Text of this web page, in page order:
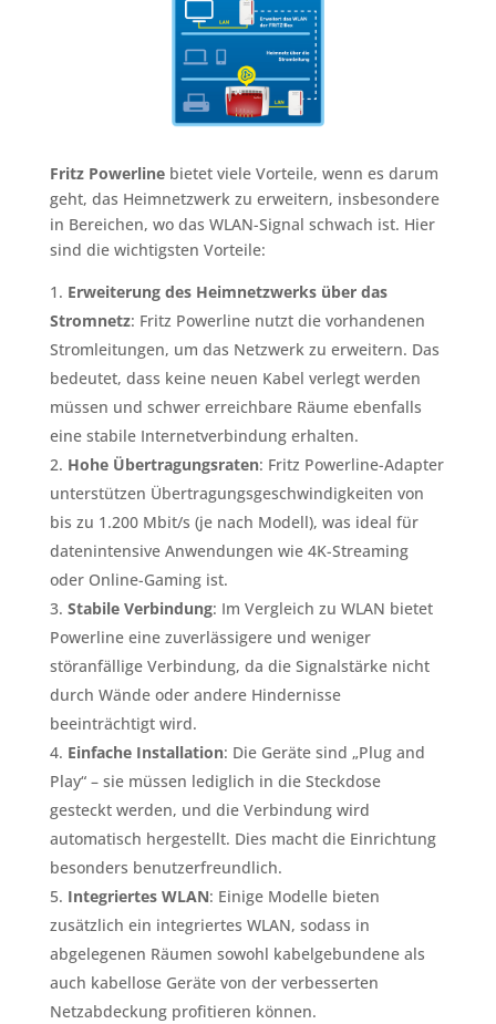
Fritz Powerlinebietet viele Vorteile, wenn es darum
geht, das Heimnetzwerk zu erweitern, insbesondere
in Bereichen, wo das WLAN-Signal schwach ist. Hier
sind die wichtigsten Vorteile:
Erweiterung des Heimnetzwerks über das
Stromnetz: Fritz Powerline nutzt die vorhandenen
Stromleitungen, um das Netzwerk zu erweitern. Das
bedeutet, dass keine neuen Kabel verlegt werden
müssen und schwer erreichbare Räume ebenfalls
eine stabile Internetverbindung erhalten.
Hohe Übertragungsraten: Fritz Powerline-Adapter
unterstützen Übertragungsgeschwindigkeiten von
bis zu 1.200 Mbit/s (je nach Modell), was ideal für
datenintensive Anwendungen wie 4K-Streaming
oder Online-Gaming ist.
Stabile Verbindung: Im Vergleich zu WLAN bietet
Powerline eine zuverlässigere und weniger
störanfällige Verbindung, da die Signalstärke nicht
durch Wände oder andere Hindernisse
beeinträchtigt wird.
Einfache Installation: Die Geräte sind „Plug and
Play“ – sie müssen lediglich in die Steckdose
gesteckt werden, und die Verbindung wird
automatisch hergestellt. Dies macht die Einrichtung
besonders benutzerfreundlich.
Integriertes WLAN: Einige Modelle bieten
zusätzlich ein integriertes WLAN, sodass in
abgelegenen Räumen sowohl kabelgebundene als
auch kabellose Geräte von der verbesserten
Netzabdeckung profitieren können.